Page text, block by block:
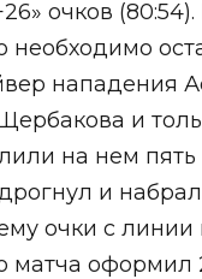
очков
необходимо
нападения
и
на нем пять
и набрал
очки с
матча оформил